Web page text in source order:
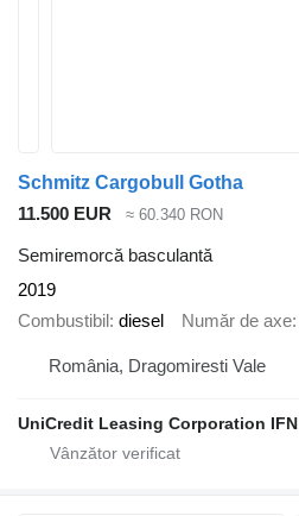
Schmitz Cargobull Gotha
11.500 EUR
≈ 60.340 RON
Semiremorcă basculantă
2019
Combustibil diesel Număr de axe
România, Dragomiresti Vale
UniCredit Leasing Corporation IFN